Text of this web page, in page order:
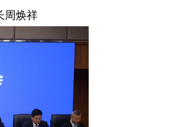
周焕祥